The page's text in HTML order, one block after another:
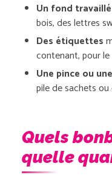
Un fond travaillé
bois, des lettres
Des étiquettes
contenant, pour
Une pince ou
pile de sachets
Quels
quelle